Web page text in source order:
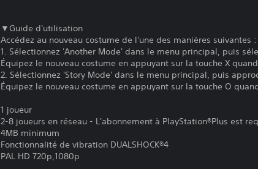
▼Guide d'utilisation
Accédez au nouveau costume de l'une des manières suivantes :
1. Sélectionnez 'Another Mode' dans le menu principal, puis
Équipez le nouveau costume en appuyant sur la touche X
2. Sélectionnez 'Story Mode' dans le menu principal, puis
Équipez le nouveau costume en appuyant sur la touche O
1 joueur
2-8 joueurs en réseau - L'abonnement à PlayStation®Plus est
4MB minimum
Fonctionnalité de vibration DUALSHOCK®4
PAL HD 720p,1080p